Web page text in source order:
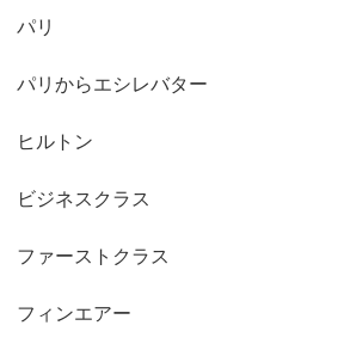
パリ
パリからエシレバター
ヒルトン
ビジネスクラス
ファーストクラス
フィンエアー